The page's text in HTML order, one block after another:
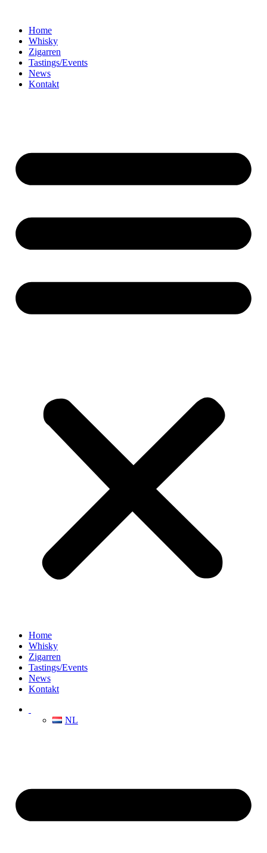
Home
Whisky
Zigarren
Tastings/Events
News
Kontakt
Home
Whisky
Zigarren
Tastings/Events
News
Kontakt
NL